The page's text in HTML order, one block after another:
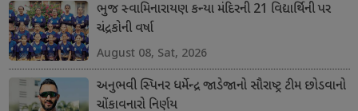
ભુજ સ્વામિનારાયણ કન્યા મંદિરની 21 વિદ્યાર્થિની પર
ચંદ્રકોની વર્ષા
August 08, Sat, 2026
અનુભવી સ્પિનર ધર્મેન્દ્ર જાડેજાનો સૌરાષ્ટ્ર ટીમ છોડવાનો
ચોંકાવનારો નિર્ણય